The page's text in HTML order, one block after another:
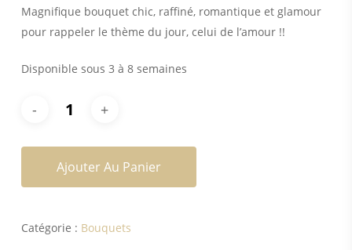
Magnifique bouquet chic, raffiné, romantique et glamour
pour rappeler le thème du jour, celui de l’amour !!
Disponible sous 3 à 8 semaines
Ajouter Au Panier
Catégorie : Bouquets